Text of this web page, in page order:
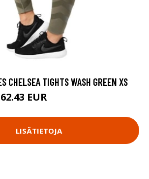
CHELSEA TIGHTS WASH GREEN XS
62.43 EUR
LISÄTIETOJA